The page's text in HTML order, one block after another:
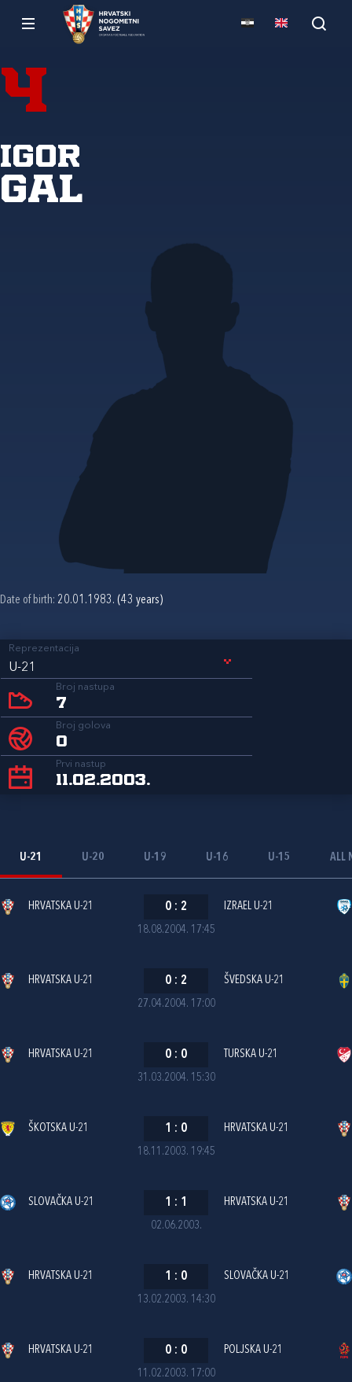
4
Igor
Gal
Date of birth: 20.01.1983. (43 years)
Reprezentacija
U-21
Broj nastupa
7
Broj golova
0
Prvi nastup
11.02.2003.
U-21 U-20 U-19 U-16 U-15 ALL
18.08.2004. 17:45
HRVATSKA U-21 0 : 2 IZRAEL U-21
27.04.2004. 17:00
HRVATSKA U-21 0 : 2 ŠVEDSKA U-21
31.03.2004. 15:30
HRVATSKA U-21 0 : 0 TURSKA U-21
18.11.2003. 19:45
ŠKOTSKA U-21 1 : 0 HRVATSKA U-21
02.06.2003.
SLOVAČKA U-21 1 : 1 HRVATSKA U-21
13.02.2003. 14:30
HRVATSKA U-21 1 : 0 SLOVAČKA U-21
11.02.2003. 17:00
HRVATSKA U-21 0 : 0 POLJSKA U-21